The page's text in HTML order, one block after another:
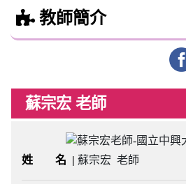
教師簡介
蘇宗宏 老師
姓 名 | 蘇宗宏 老師